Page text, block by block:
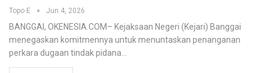
Topo E Jun 4, 2026
BANGGAI, OKENESIA.COM– Kejaksaan Negeri (Kejari) Banggai
menegaskan komitmennya untuk menuntaskan penanganan
perkara dugaan tindak pidana…